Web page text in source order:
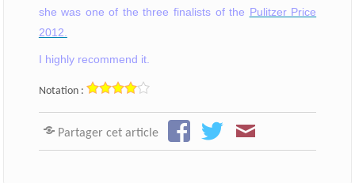
she was one of the three finalists of the Pulitzer Price
2012.
I highly recommend it.
Notation :
Partager cet article